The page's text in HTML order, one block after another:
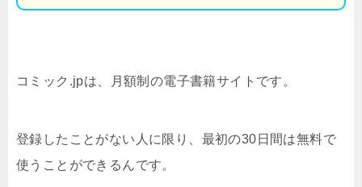
コミック.jpは、月額制の電子書籍サイトです。
登録したことがない人に限り、最初の30日間は無料で
使うことができるんです。